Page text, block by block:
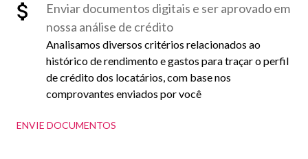
Enviar documentos digitais e ser aprovado em
nossa análise de crédito
Analisamos diversos critérios relacionados ao
histórico de rendimento e gastos para traçar o perfil
de crédito dos locatários, com base nos
comprovantes enviados por você
ENVIE DOCUMENTOS